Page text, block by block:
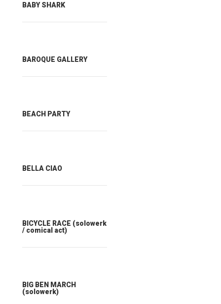
BABY SHARK
BAROQUE GALLERY
BEACH PARTY
BELLA CIAO
BICYCLE RACE (solowerk
/ comical act)
BIG BEN MARCH
(solowerk)